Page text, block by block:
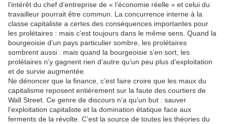
l’intérêt du chef d’entreprise de « l’économie réelle » et celui du
travailleur pourrait être commun. La concurrence interne à la
classe capitaliste a certes des conséquences importantes pour
les prolétaires : mais c’est toujours dans le même sens. Quand la
bourgeoisie d’un pays particulier sombre, les prolétaires
sombrent aussi : mais quand la bourgeoisie s’en sort, les
prolétaires n’y gagnent rien d’autre qu’un peu plus d’exploitation
et de survie augmentée.
Ne dénoncer que la finance, c’est faire croire que les maux du
capitalisme reposent entièrement sur la faute des courtiers de
Wall Street. Ce genre de discours n’a qu’un but : sauver
l’exploitation capitaliste et la domination étatique face aux
ferments de la révolte. C’est la source de toutes les théories du